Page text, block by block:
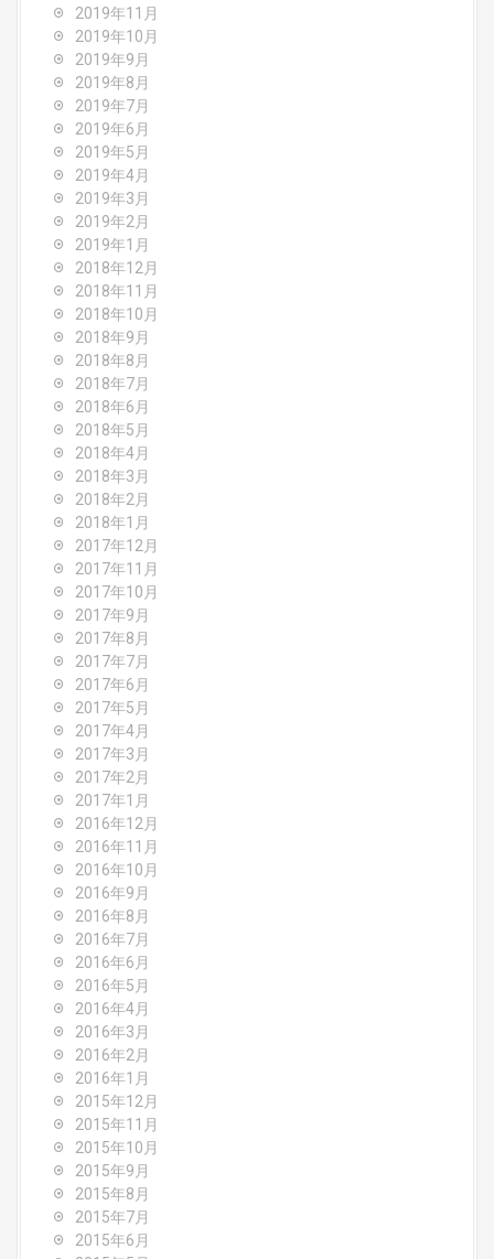
2019年11月
2019年10月
2019年9月
2019年8月
2019年7月
2019年6月
2019年5月
2019年4月
2019年3月
2019年2月
2019年1月
2018年12月
2018年11月
2018年10月
2018年9月
2018年8月
2018年7月
2018年6月
2018年5月
2018年4月
2018年3月
2018年2月
2018年1月
2017年12月
2017年11月
2017年10月
2017年9月
2017年8月
2017年7月
2017年6月
2017年5月
2017年4月
2017年3月
2017年2月
2017年1月
2016年12月
2016年11月
2016年10月
2016年9月
2016年8月
2016年7月
2016年6月
2016年5月
2016年4月
2016年3月
2016年2月
2016年1月
2015年12月
2015年11月
2015年10月
2015年9月
2015年8月
2015年7月
2015年6月